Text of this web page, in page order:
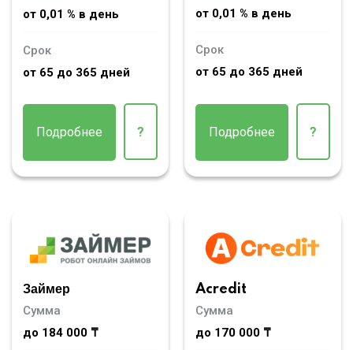
от 0,01 % в день
Срок
от 65 до 365 дней
Подробнее ?
от 0,01 % в день
Срок
от 65 до 365 дней
Подробнее ?
Займер
Сумма
до 184 000 ₸
Acredit
Сумма
до 170 000 ₸